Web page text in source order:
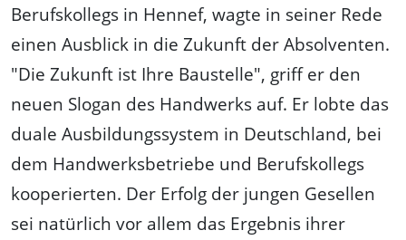
Berufskollegs in Hennef, wagte in seiner Rede
einen Ausblick in die Zukunft der Absolventen.
"Die Zukunft ist Ihre Baustelle", griff er den
neuen Slogan des Handwerks auf. Er lobte das
duale Ausbildungssystem in Deutschland, bei
dem Handwerksbetriebe und Berufskollegs
kooperierten. Der Erfolg der jungen Gesellen
sei natürlich vor allem das Ergebnis ihrer